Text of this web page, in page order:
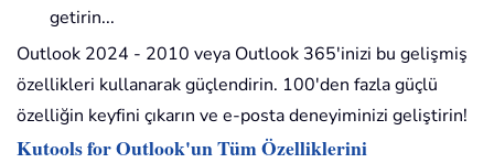
getirin...
Outlook 2024 - 2010 veya Outlook 365'inizi bu gelişmiş
özellikleri kullanarak güçlendirin. 100'den fazla güçlü
özelliğin keyfini çıkarın ve e-posta deneyiminizi geliştirin!
Kutools for Outlook'un Tüm Özelliklerini